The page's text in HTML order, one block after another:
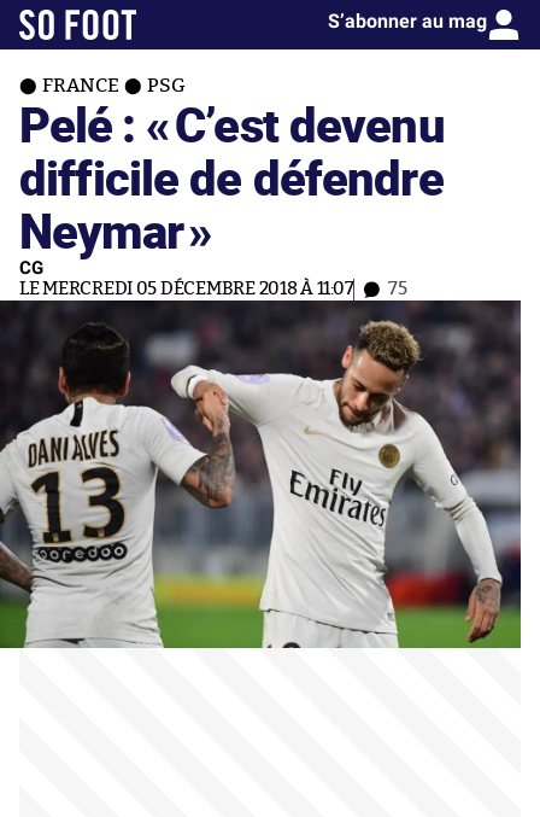
S’abonner au mag
FRANCE PSG
Pelé : «C’est devenu
difficile de défendre
Neymar»
CG
LE MERCREDI 05 DÉCEMBRE 2018 À 11:07 75